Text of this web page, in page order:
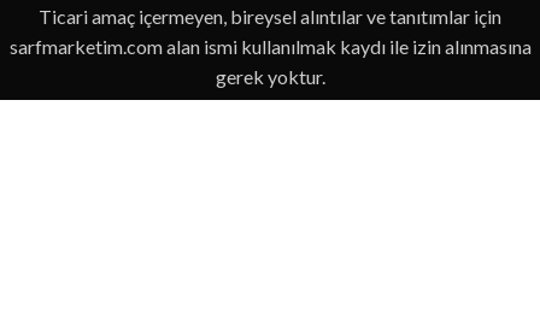
Ticari amaç içermeyen, bireysel alıntılar ve tanıtımlar için
sarfmarketim.com alan ismi kullanılmak kaydı ile izin alınmasına
gerek yoktur.